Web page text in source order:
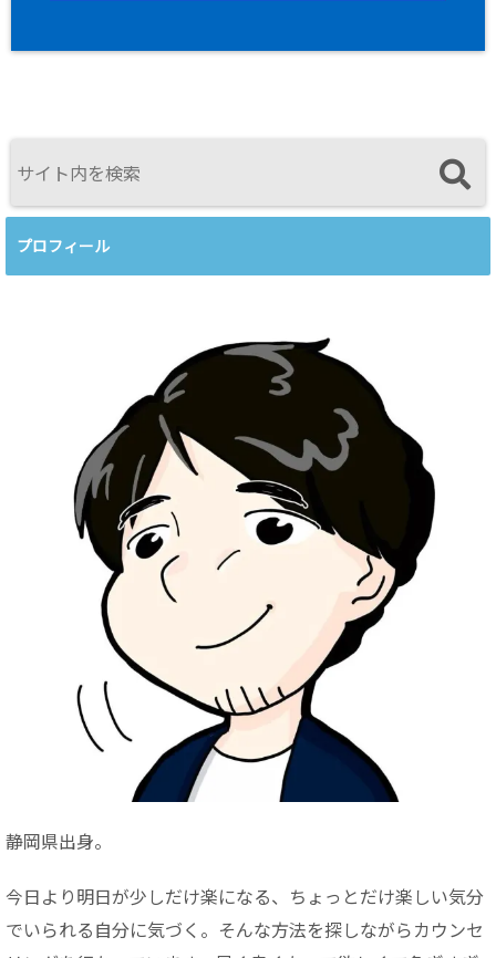
プロフィール
静岡県出身。
今日より明日が少しだけ楽になる、ちょっとだけ楽しい気分
でいられる自分に気づく。そんな方法を探しながらカウンセ